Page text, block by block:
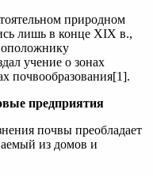
природном
лишь в конце XIX в.,
учение о зонах
почвообразования[1].
предприятия
почвы преобладает
из домов и